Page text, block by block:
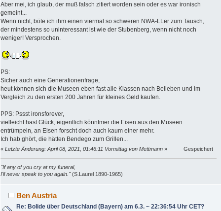
Aber mei, ich glaub, der muß falsch zitiert worden sein oder es war ironisch
gemeint...
Wenn nicht, böte ich ihm einen viermal so schweren NWA-LLer zum Tausch,
der mindestens so uninteressant ist wie der Stubenberg, wenn nicht noch
weniger! Versprochen.
PS:
Sicher auch eine Generationenfrage,
heut können sich die Museen eben fast alle Klassen nach Belieben und im
Vergleich zu den ersten 200 Jahren für kleines Geld kaufen.
PPS: Pssst ironsforever,
vielleicht hast Glück, eigentlich könntmer die Eisen aus den Museen
entrümpeln, an Eisen forscht doch auch kaum einer mehr.
Ich hab ghört, die hätten Bendego zum Grillen...
« Letzte Änderung: April 08, 2021, 01:46:11 Vormittag von Mettmann » Gespeichert
"If any of you cry at my funeral,
I'll never speak to you again."(S.Laurel 1890-1965)
Ben Austria
Re: Bolide über Deutschland (Bayern) am 6.3. ~ 22:36:54 Uhr CET?